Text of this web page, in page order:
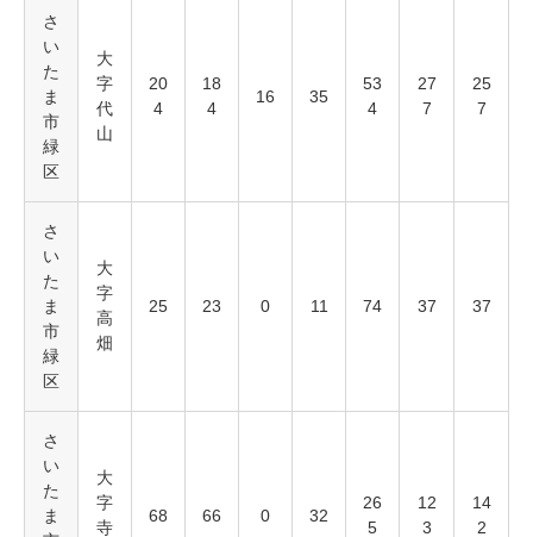
さ
い
た
ま
市
緑
区
大
字
代
山
20
4
18
4
16 35
53
4
27
7
25
7
さ
い
た
ま
市
緑
区
大
字
高
畑
25 23 0 11 74 37 37
さ
い
た
ま
大
字
寺
68 66 0 32
26
5
12
3
14
2